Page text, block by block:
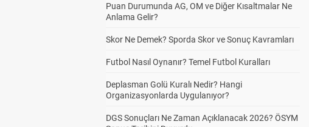
Puan Durumunda AG, OM ve Diğer Kısaltmalar Ne
Anlama Gelir?
Skor Ne Demek? Sporda Skor ve Sonuç Kavramları
Futbol Nasıl Oynanır? Temel Futbol Kuralları
Deplasman Golü Kuralı Nedir? Hangi
Organizasyonlarda Uygulanıyor?
DGS Sonuçları Ne Zaman Açıklanacak 2026? ÖSYM